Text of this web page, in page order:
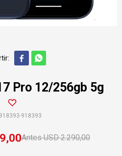
 
Pro 12/256gb 5g
918393
USD 2.290,00